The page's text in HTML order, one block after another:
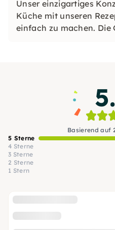
Unser einzigartiges
Küche mit unseren
einfach zu machen. Die
Basierend auf
5 Sterne
4 Sterne
3 Sterne
2 Sterne
1 Stern